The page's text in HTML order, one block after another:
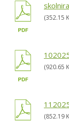
(352.15
(920.65
(852.19